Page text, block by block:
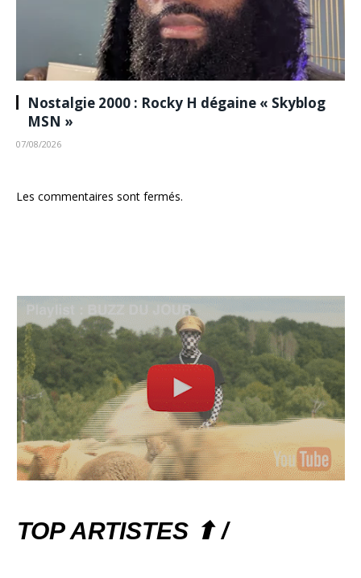
Nostalgie 2000 : Rocky H dégaine « Skyblog
MSN »
07/08/2026
Les commentaires sont fermés.
TOP ARTISTES ⬆ /